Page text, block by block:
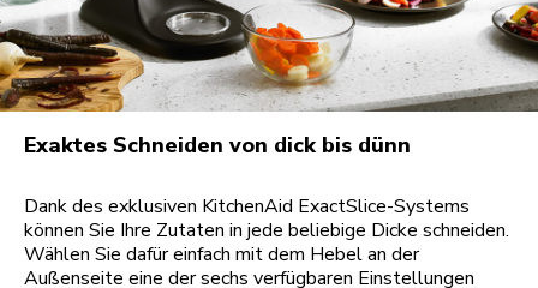
Exaktes Schneiden von dick bis dünn
Dank des exklusiven KitchenAid ExactSlice-Systems
können Sie Ihre Zutaten in jede beliebige Dicke schneiden.
Wählen Sie dafür einfach mit dem Hebel an der
Außenseite eine der sechs verfügbaren Einstellungen